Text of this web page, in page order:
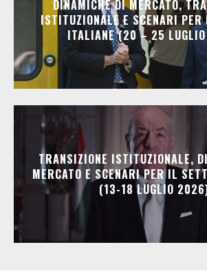
DINAMICHE DI MERCATO,
ISTITUZIONALE E SCENARI PER
ITALIANE (20 – 25
TRANSIZIONE ISTITUZIONALE,
MERCATO E SCENARI PER IL
(13-18 LUGLIO